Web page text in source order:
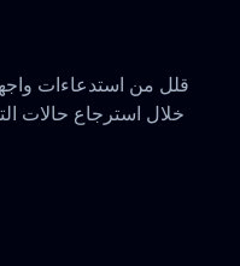
قلل من استدعاءات
خلال استرجاع حالات